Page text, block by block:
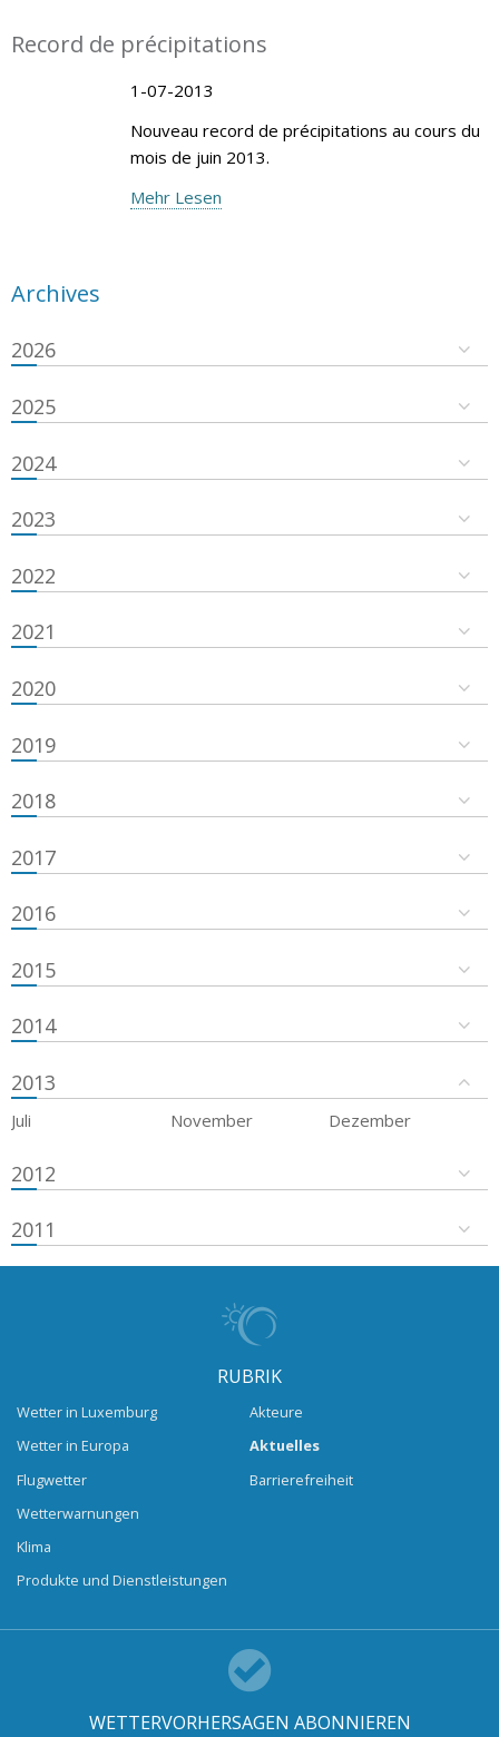
Record de précipitations
1-07-2013
Nouveau record de précipitations au cours du
mois de juin 2013.
Mehr Lesen
Archives
2026
2025
2024
2023
2022
2021
2020
2019
2018
2017
2016
2015
2014
2013
Juli November Dezember
2012
2011
RUBRIK
Wetter in Luxemburg
Wetter in Europa
Flugwetter
Wetterwarnungen
Klima
Produkte und Dienstleistungen
Akteure
Aktuelles
Barrierefreiheit
WETTERVORHERSAGEN ABONNIEREN